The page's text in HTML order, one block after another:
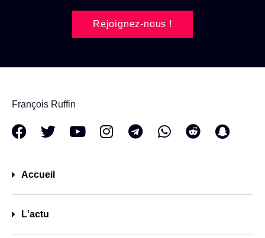
Rejoignez-nous !
François Ruffin
Accueil
L'actu